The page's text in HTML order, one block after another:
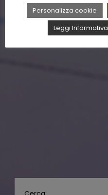
Personalizza cookie
Leggi Informativa